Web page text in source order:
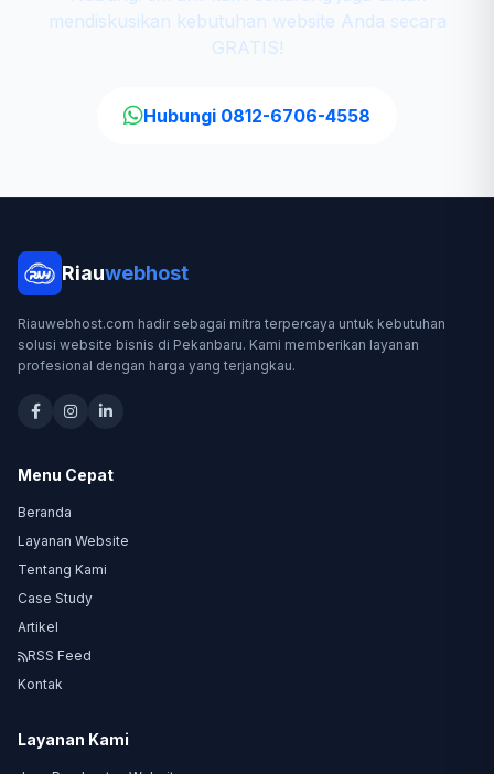
mendiskusikan kebutuhan website Anda secara
GRATIS!
Hubungi 0812-6706-4558
Riauwebhost
Riauwebhost.com hadir sebagai mitra terpercaya untuk kebutuhan
solusi website bisnis di Pekanbaru. Kami memberikan layanan
profesional dengan harga yang terjangkau.
Menu Cepat
Beranda
Layanan Website
Tentang Kami
Case Study
Artikel
RSS Feed
Kontak
Layanan Kami